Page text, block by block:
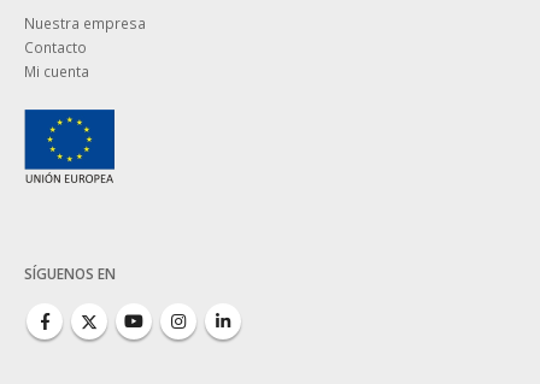
Nuestra empresa
Contacto
Mi cuenta
SÍGUENOS EN